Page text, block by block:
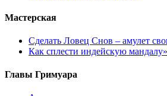
Мастерская
Сделать Ловец Снов – амулет
Как сплести индейскую мандалу»
Главы Гримуара